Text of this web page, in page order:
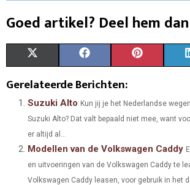
Goed artikel? Deel hem
R
O
T
W
T
A
R
O
C
E
O
R
O
T
R
Gerelateerde Berichten:
Suzuki Alto Kun jij je het Nederlandse
Suzuki Alto? Dat valt bepaald niet mee, want
er altijd al...
Modellen van de Volkswagen Caddy
en uitvoeringen van de Volkswagen Caddy te
Volkswagen Caddy leasen, voor gebruik in het